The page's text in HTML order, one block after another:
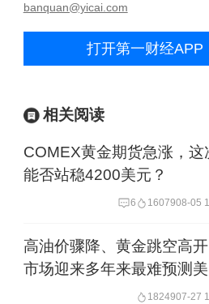
banquan@yicai.com
打开第一财经APP
相关阅读
COMEX黄金期货急涨，这
能否站稳4200美元？
6 1607908-05
高油价骤降、黄金跳空高开
市场迎来多年来最难预测
1824907-27